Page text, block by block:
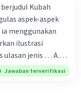
Kubah
aspek-aspek
menggunakan
ulasan jenis … A.
kritis
Jawaban terverifikasi